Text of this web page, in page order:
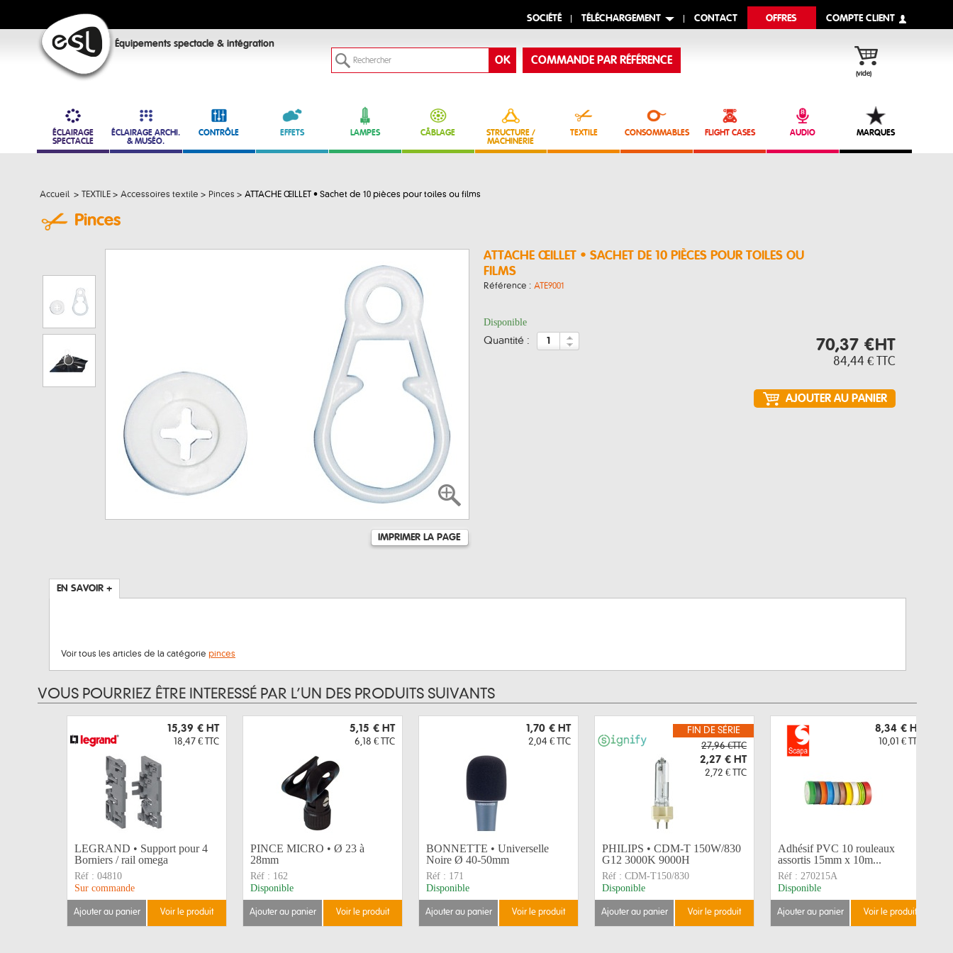
SOCIÉTÉ TÉLÉCHARGEMENT CONTACT OFFRES COMPTE CLIENT
Équipements spectacle & intégration
(vide)
COMMANDE PAR RÉFÉRENCE
ÉCLAIRAGE
SPECTACLE
ÉCLAIRAGE ARCHI.
& MUSÉO.
CONTRÔLE EFFETS LAMPES CÂBLAGE
STRUCTURE /
MACHINERIE
TEXTILE CONSOMMABLES FLIGHT CASES AUDIO MARQUES
Accueil > TEXTILE > Accessoires textile > Pinces > ATTACHE ŒILLET • Sachet de 10 pièces pour toiles ou films
Pinces
IMPRIMER LA PAGE
ATTACHE ŒILLET • SACHET DE 10 PIÈCES POUR TOILES OU
FILMS
Référence : ATE9001
Disponible
quantité : 70,37 €HT
84,44 € TTC
EN SAVOIR +
Voir tous les articles de la catégorie pinces
VOUS POURRIEZ ÊTRE INTERESSÉ PAR L’UN DES PRODUITS SUIVANTS
15,39 € HT
18,47 € TTC
LEGRAND • Support pour 4
Borniers / rail omega
Réf : 04810
Sur commande
ajouter au panier voir le produit
5,15 € HT
6,18 € TTC
PINCE MICRO • Ø 23 à
28mm
Réf : 162
Disponible
ajouter au panier voir le produit
1,70 € HT
2,04 € TTC
BONNETTE • Universelle
Noire Ø 40-50mm
Réf : 171
Disponible
ajouter au panier voir le produit
FIN DE SÉRIE
27,96 €TTC
2,27 € HT
2,72 € TTC
PHILIPS • CDM-T 150W/830
G12 3000K 9000H
Réf : CDM-T150/830
Disponible
ajouter au panier voir le produit
8,34 € HT
10,01 € TTC
Adhésif PVC 10 rouleaux
assortis 15mm x 10m...
Réf : 270215A
Disponible
ajouter au panier voir le produit